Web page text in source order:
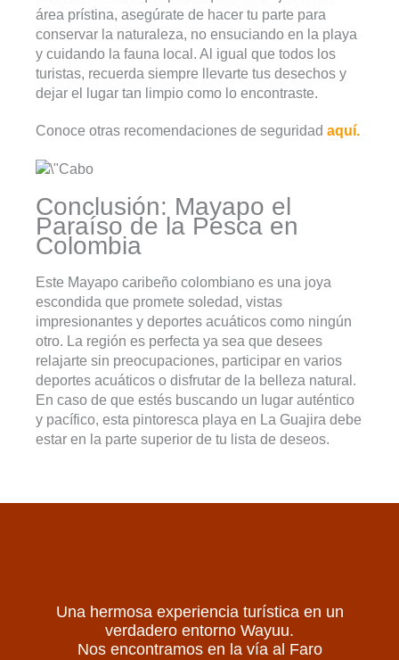
área prístina, asegúrate de hacer tu parte para
conservar la naturaleza, no ensuciando en la playa
y cuidando la fauna local. Al igual que todos los
turistas, recuerda siempre llevarte tus desechos y
dejar el lugar tan limpio como lo encontraste.
Conoce otras recomendaciones de seguridad aquí.
Conclusión: Mayapo el
Paraíso de la Pesca en
Colombia
Este Mayapo caribeño colombiano es una joya
escondida que promete soledad, vistas
impresionantes y deportes acuáticos como ningún
otro. La región es perfecta ya sea que desees
relajarte sin preocupaciones, participar en varios
deportes acuáticos o disfrutar de la belleza natural.
En caso de que estés buscando un lugar auténtico
y pacífico, esta pintoresca playa en La Guajira debe
estar en la parte superior de tu lista de deseos.
Una hermosa experiencia turística en un
verdadero entorno Wayuu.
Nos encontramos en la vía al Faro